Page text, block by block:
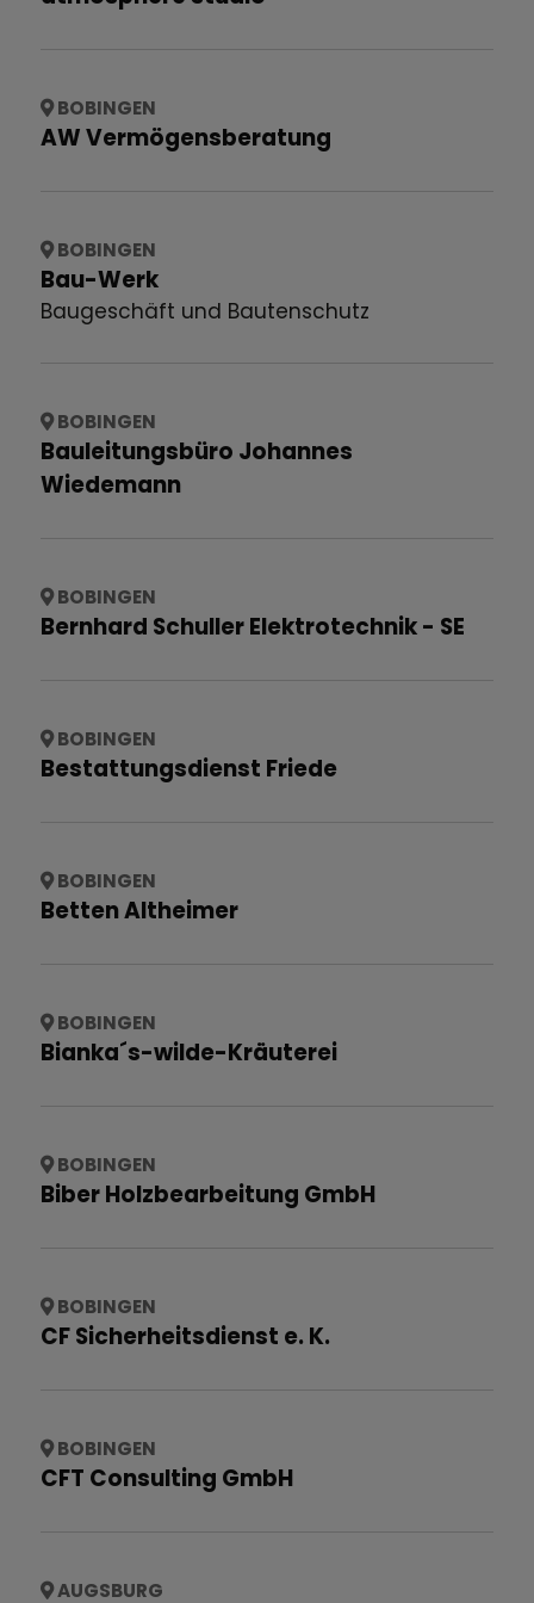
BOBINGEN
AW Vermögensberatung
BOBINGEN
Bau-Werk
Baugeschäft und Bautenschutz
BOBINGEN
Bauleitungsbüro Johannes
Wiedemann
BOBINGEN
Bernhard Schuller Elektrotechnik - SE
BOBINGEN
Bestattungsdienst Friede
BOBINGEN
Betten Altheimer
BOBINGEN
Bianka´s-wilde-Kräuterei
BOBINGEN
Biber Holzbearbeitung GmbH
BOBINGEN
CF Sicherheitsdienst e. K.
BOBINGEN
CFT Consulting GmbH
AUGSBURG